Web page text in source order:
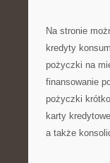
Na stronie
kredyty
pożyczki na
finansowanie
pożyczki
karty
a także